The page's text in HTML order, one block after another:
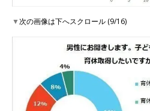
▼次の画像は下へスクロール (9/16)